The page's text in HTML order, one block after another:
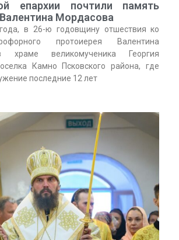
епархии почтили память
Мордасова
в 26-ю годовщину отшествия ко
протоиерея Валентина
храме великомученика Георгия
Камно Псковского района, где
последние 12 лет